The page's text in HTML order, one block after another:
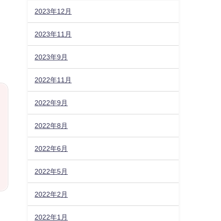
2023年12月
2023年11月
2023年9月
2022年11月
2022年9月
2022年8月
2022年6月
2022年5月
2022年2月
2022年1月